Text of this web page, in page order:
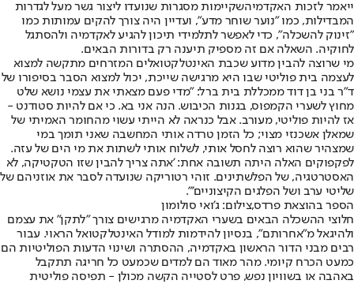
ייאמר לזכות האקדמיהשקיימות מסגרות שנועדו ליצור גשר מעל לגדרות
המבדילות, כמו "נוער שוחר מדע", ועדיין היה צורך להקים עמותות כמו
"זינוק להשכלה", כדי לאפשר לתלמידי תיכון להגיע לאקדמיה ולהסתגל
לחוקיה. השאלה אם זה מספיק תיענה רק בדורות הבאים.
מי שרוצה להבין מדוע שכבת האינטלקטואלים המזרחים מתקשה למצוא
לעצמה בית פוליטי שבו היא מרגישה שייכת, יכול למצוא הסבר בסיפורו של
ד"ר בני בן דוד ממכללת בית ברל: "מדי פעם מצאתי את עצמי נושא שלט
מחוץ לשערי הקמפוס, בגנות הכיבוש. הנה אני בא. כי אם להיות סטודנט -
אז להיות פוליטי, מעורב. אבל כנראה לא הייתי עשוי מהחומר האמיתי של
שמאלן אשכנזי מצוי; כל הזמן טרדה אותי המחשבה שאני תומך במי
שמצהיר שהוא רוצה לחסל אותי, לשלוח אותי לשתות את מי הים של עזה.
לפקפוקים האלה היתה תשובה אחת: 'אתה צריך להבין שזו הטקטיקה, לא
האסטרטגיה, של הפלשתינים. זוהי רטוריקה שנועדה לסבר את אוזניהם של
שליטי ערב ושל הפלגים הקיצוניים'".
הספר בהוצאת פרדס,צילום: ג'ואי סולומון
חלוצי ההשכלה הבאים בשערי האקדמיה מרגישים צורך "לתקן" את עצמם
ולהיגאל מ"אחרותם", בנסיון להידמות למודל האינטלקטואל הראוי. עבור
רבים מבני הדור הראשון באקדמיה, ההסתרה ושינוי הדעות הפוליטיות הם
כמעט הכרח קיומי. מהר מאוד הם למדים שכמעט כל חריגה תתקבל
באהבה או בשוויון נפש, פרט לסטייה הקשה מכולן - תפיסה פוליטית